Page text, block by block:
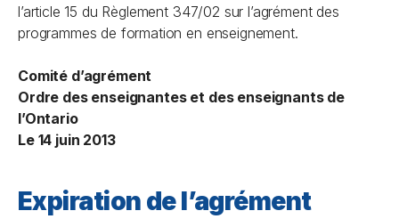
l’article 15 du Règlement 347/02 sur l’agrément des
programmes de formation en enseignement.
Comité d’agrément
Ordre des enseignantes et des enseignants de
l’Ontario
Le 14 juin 2013
Expiration de l’agrément